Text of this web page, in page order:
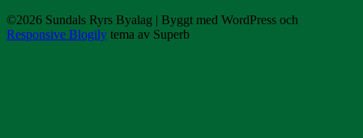
©2026 Sundals Ryrs Byalag | Byggt med WordPress och
Responsive Blogily tema av Superb